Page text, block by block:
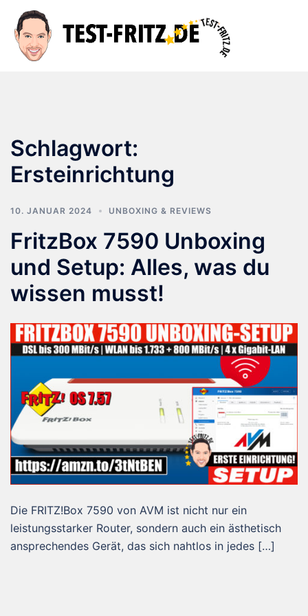
Inhalt
springen
Schlagwort:
Ersteinrichtung
10. JANUAR 2024 UNBOXING & REVIEWS
FritzBox 7590 Unboxing
und Setup: Alles, was du
wissen musst!
Die FRITZ!Box 7590 von AVM ist nicht nur ein
leistungsstarker Router, sondern auch ein ästhetisch
ansprechendes Gerät, das sich nahtlos in jedes […]